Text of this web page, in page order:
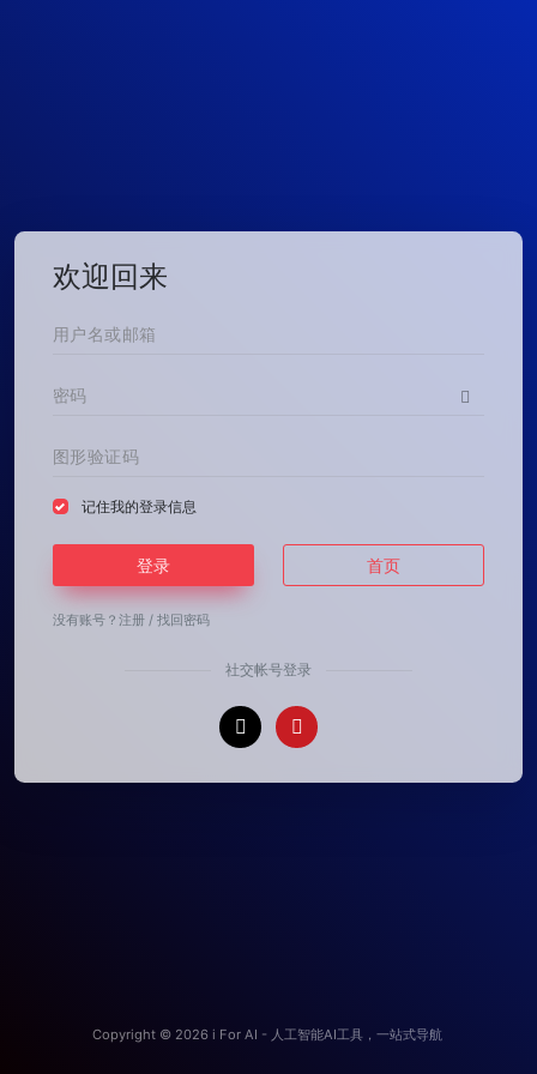
欢迎回来
记住我的登录信息
登录 首页
没有账号？ 注册 / 找回密码
社交帐号登录
Copyright © 2026 i For AI - 人工智能AI工具，一站式导航